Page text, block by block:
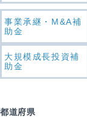
事業承継・M&A補
助金
大規模成長投資補
助金
都道府県